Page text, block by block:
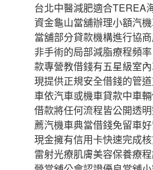
台北中醫減肥適合TEREA
資金龜山當舖辦理小額汽
當舖部分貸款機構進行協
非手術的局部減脂療程頻
款專營教借錢有五星級室
現提供正規安全借錢的管
車依汽車或機車貸款中車
借款將任何流程皆公開透
薦汽機車典當借錢免留車
現金擁有信用卡快速完成
雷射光療肌膚美容保養療